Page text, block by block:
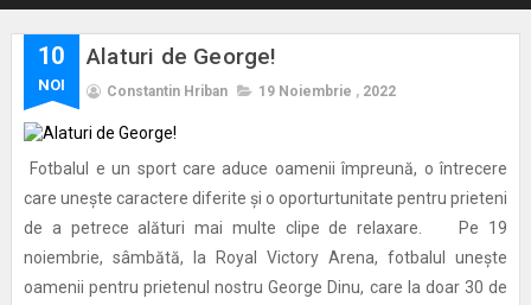
10
NOI
Alaturi de George!
Constantin Hriban 19 Noiembrie , 2022
Fotbalul e un sport care aduce oamenii împreună, o întrecere
care unește caractere diferite și o oporturtunitate pentru prieteni
de a petrece alături mai multe clipe de relaxare. Pe 19
noiembrie, sâmbătă, la Royal Victory Arena, fotbalul unește
oamenii pentru prietenul nostru George Dinu, care la doar 30 de